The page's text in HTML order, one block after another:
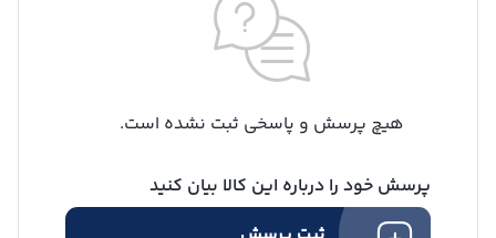
هیچ پرسش و پاسخی ثبت نشده است.
پرسش خود را درباره این کالا بیان کنید